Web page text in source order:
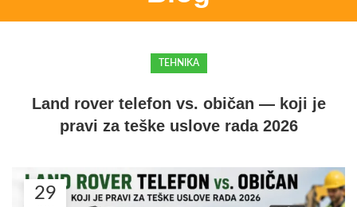
TEHNIKA
Land rover telefon vs. običan — koji je
pravi za teške uslove rada 2026
29